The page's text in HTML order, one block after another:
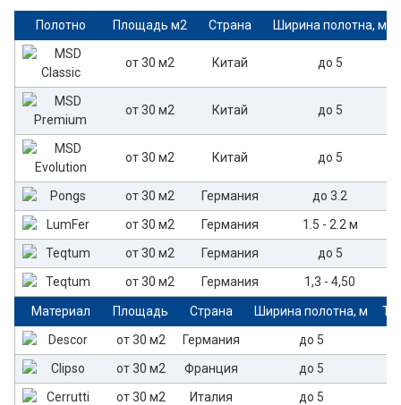
Полотно Площадь м2 Страна Ширина полотна, м
от 30 м2 Китай до 5
от 30 м2 Китай до 5
от 30 м2 Китай до 5
от 30 м2 Германия
до 3.2
от 30 м2
Германия
1.5 - 2.2 м
от 30 м2
Германия
до 5
от 30 м2
Германия 1,3 - 4,50
Материал Площадь Страна Ширина полотна, м
от 30 м2
Германия
до 5
от 30 м2
Франция
до 5
от 30 м2
Италия до 5